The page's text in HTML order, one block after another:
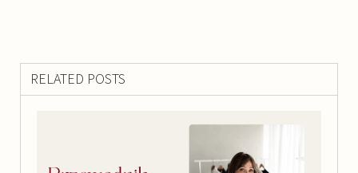
RELATED POSTS